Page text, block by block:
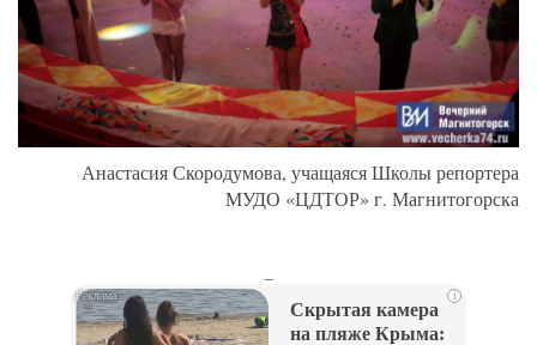
Анастасия Скородумова, учащаяся Школы репортера
МУДО «ЦДТОР» г. Магнитогорска
i
Скрытая камера
на пляже Крыма: